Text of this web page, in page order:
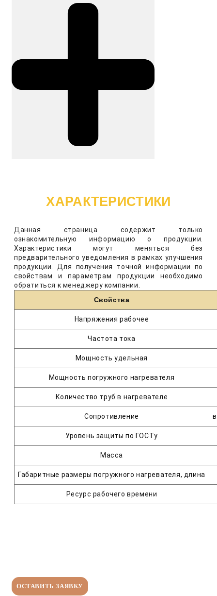
ХАРАКТЕРИСТИКИ
Данная страница содержит только
ознакомительную информацию о продукции.
Характеристики могут меняться без
предварительного уведомления в рамках улучшения
продукции. Для получения точной информации по
свойствам и параметрам продукции необходимо
обратиться к менеджеру компании.
Свойства
Напряжения рабочее
Частота тока
Мощность удельная
Мощность погружного нагревателя
Количество труб в нагревателе
Сопротивление
Уровень защиты по ГОСТу
Масса
Габаритные размеры погружного нагревателя, длина
Ресурс рабочего времени
ОСТАВИТЬ ЗАЯВКУ